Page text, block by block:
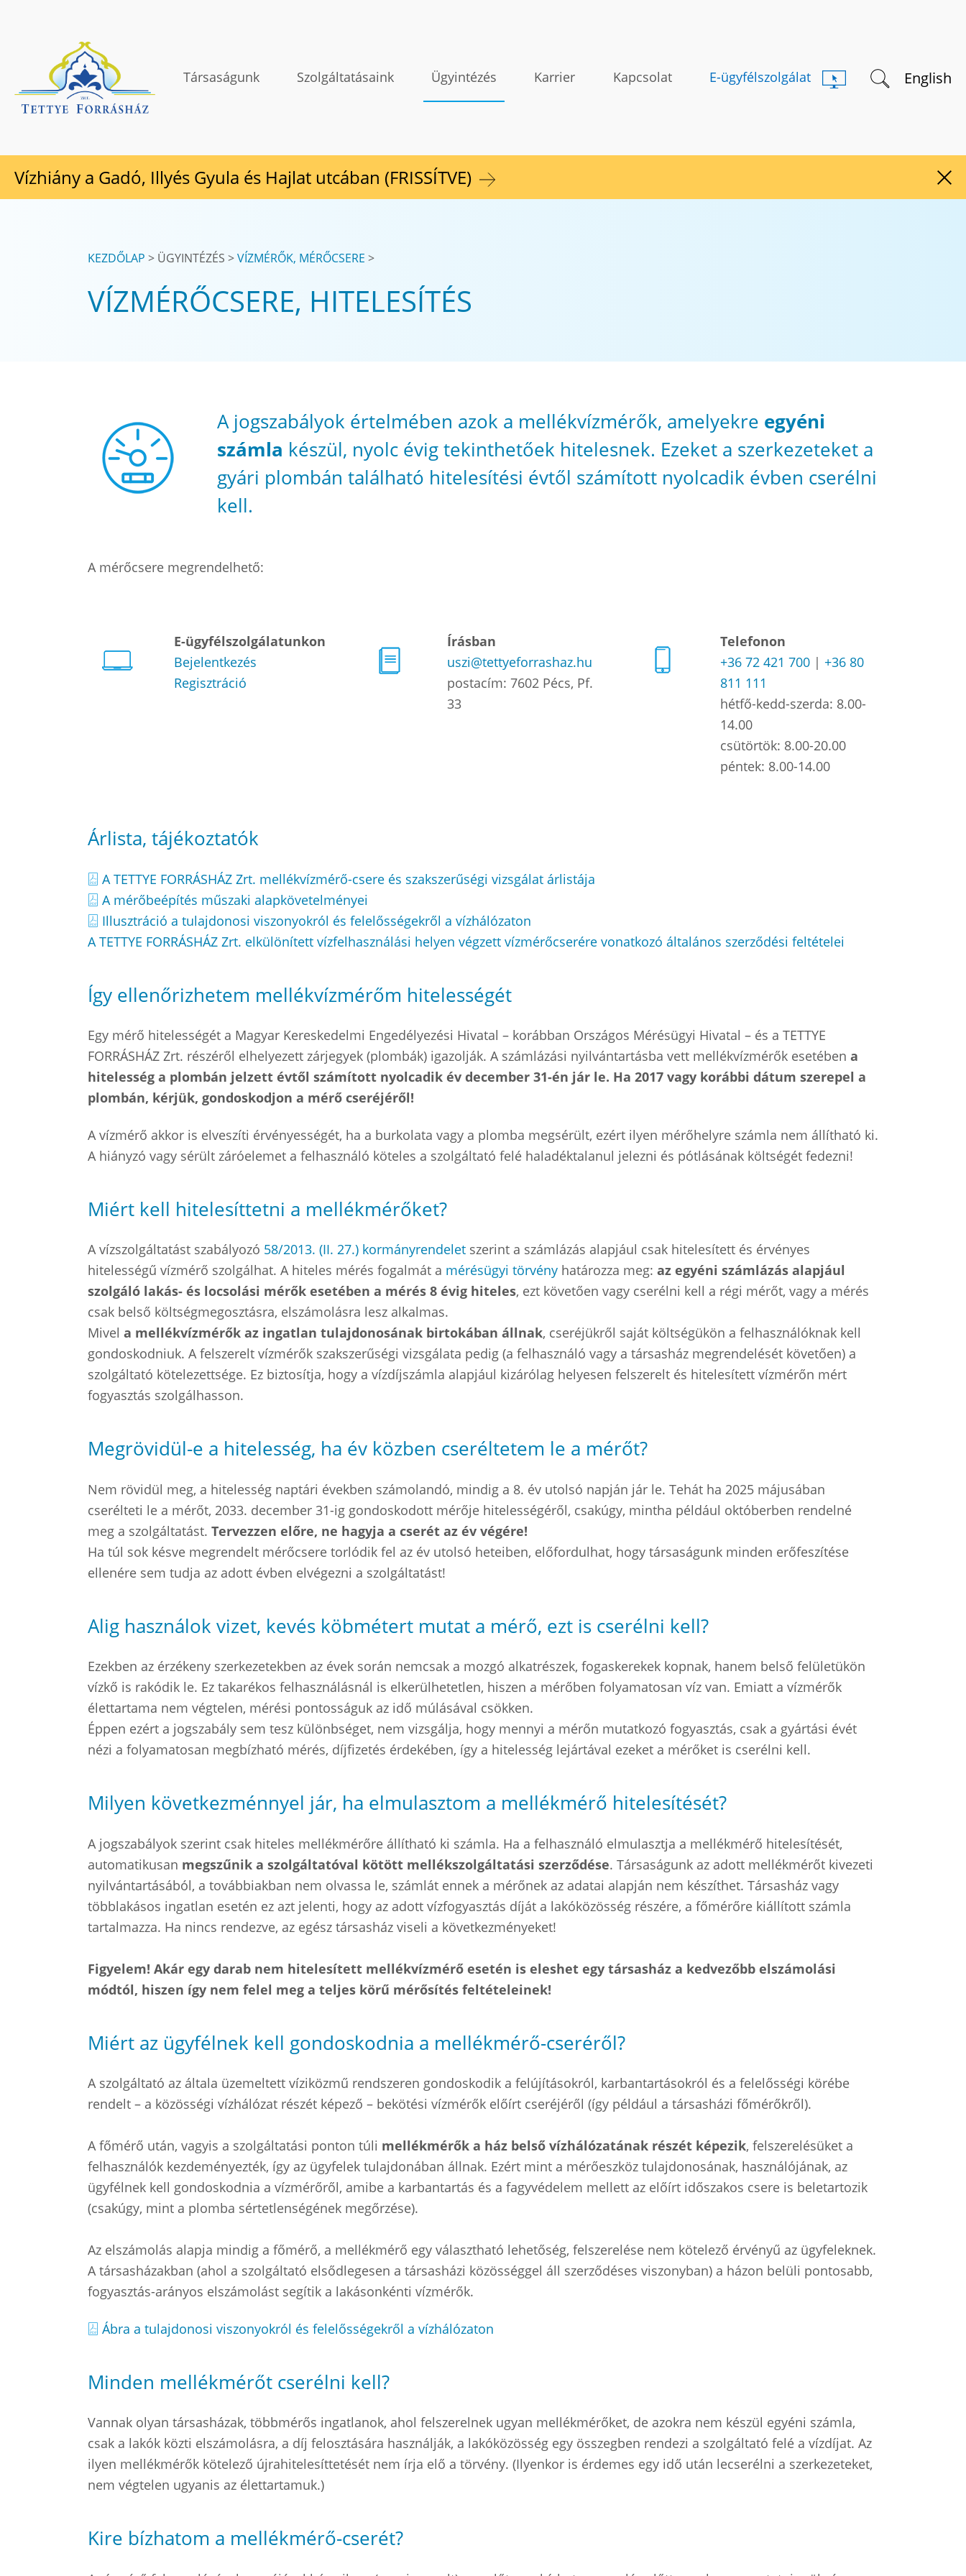
TETTYE FORRÁSHÁZ Zrt.
Társaságunk Szolgáltatásaink Ügyintézés Karrier Kapcsolat E-ügyfélszolgálat Keresés indítása
English
Vízhiány a Gadó, Illyés Gyula és Hajlat utcában (FRISSÍTVE)
KEZDŐLAP ÜGYINTÉZÉS VÍZMÉRŐK, MÉRŐCSERE
VÍZMÉRŐCSERE, HITELESÍTÉS
A jogszabályok értelmében azok a mellékvízmérők, amelyekre egyéni
számla készül, nyolc évig tekinthetőek hitelesnek. Ezeket a szerkezeteket a
gyári plombán található hitelesítési évtől számított nyolcadik évben cserélni
kell.
A mérőcsere megrendelhető:
E-ügyfélszolgálatunkon
Bejelentkezés
Regisztráció
Írásban
uszi@tettyeforrashaz.hu
postacím: 7602 Pécs, Pf.
33
Telefonon
+36 72 421 700| +36 80
811 111
hétfő-kedd-szerda: 8.00-
14.00
csütörtök: 8.00-20.00
péntek: 8.00-14.00
Árlista, tájékoztatók
A TETTYE FORRÁSHÁZ Zrt. mellékvízmérő-csere és szakszerűségi vizsgálat árlistája
A mérőbeépítés műszaki alapkövetelményei
Illusztráció a tulajdonosi viszonyokról és felelősségekről a vízhálózaton
A TETTYE FORRÁSHÁZ Zrt. elkülönített vízfelhasználási helyen végzett vízmérőcserére vonatkozó általános szerződési feltételei
Így ellenőrizhetem mellékvízmérőm hitelességét
Egy mérő hitelességét a Magyar Kereskedelmi Engedélyezési Hivatal – korábban Országos Mérésügyi Hivatal – és a TETTYE
FORRÁSHÁZ Zrt. részéről elhelyezett zárjegyek (plombák) igazolják. A számlázási nyilvántartásba vett mellékvízmérők esetében a
hitelesség a plombán jelzett évtől számított nyolcadik év december 31-én jár le. Ha 2017 vagy korábbi dátum szerepel a
plombán, kérjük, gondoskodjon a mérő cseréjéről!
A vízmérő akkor is elveszíti érvényességét, ha a burkolata vagy a plomba megsérült, ezért ilyen mérőhelyre számla nem állítható ki.
A hiányzó vagy sérült záróelemet a felhasználó köteles a szolgáltató felé haladéktalanul jelezni és pótlásának költségét fedezni!
Miért kell hitelesíttetni a mellékmérőket?
A vízszolgáltatást szabályozó 58/2013. (II. 27.) kormányrendeletszerint a számlázás alapjául csak hitelesített és érvényes
hitelességű vízmérő szolgálhat. A hiteles mérés fogalmát a mérésügyi törvényhatározza meg: az egyéni számlázás alapjául
szolgáló lakás- és locsolási mérők esetében a mérés 8 évig hiteles, ezt követően vagy cserélni kell a régi mérőt, vagy a mérés
csak belső költségmegosztásra, elszámolásra lesz alkalmas.
Mivel a mellékvízmérők az ingatlan tulajdonosának birtokában állnak, cseréjükről saját költségükön a felhasználóknak kell
gondoskodniuk. A felszerelt vízmérők szakszerűségi vizsgálata pedig (a felhasználó vagy a társasház megrendelését követően) a
szolgáltató kötelezettsége. Ez biztosítja, hogy a vízdíjszámla alapjául kizárólag helyesen felszerelt és hitelesített vízmérőn mért
fogyasztás szolgálhasson.
Megrövidül-e a hitelesség, ha év közben cseréltetem le a mérőt?
Nem rövidül meg, a hitelesség naptári években számolandó, mindig a 8. év utolsó napján jár le. Tehát ha 2025 májusában
cserélteti le a mérőt, 2033. december 31-ig gondoskodott mérője hitelességéről, csakúgy, mintha például októberben rendelné
meg a szolgáltatást. Tervezzen előre, ne hagyja a cserét az év végére!
Ha túl sok késve megrendelt mérőcsere torlódik fel az év utolsó heteiben, előfordulhat, hogy társaságunk minden erőfeszítése
ellenére sem tudja az adott évben elvégezni a szolgáltatást!
Alig használok vizet, kevés köbmétert mutat a mérő, ezt is cserélni kell?
Ezekben az érzékeny szerkezetekben az évek során nemcsak a mozgó alkatrészek, fogaskerekek kopnak, hanem belső felületükön
vízkő is rakódik le. Ez takarékos felhasználásnál is elkerülhetetlen, hiszen a mérőben folyamatosan víz van. Emiatt a vízmérők
élettartama nem végtelen, mérési pontosságuk az idő múlásával csökken.
Éppen ezért a jogszabály sem tesz különbséget, nem vizsgálja, hogy mennyi a mérőn mutatkozó fogyasztás, csak a gyártási évét
nézi a folyamatosan megbízható mérés, díjfizetés érdekében, így a hitelesség lejártával ezeket a mérőket is cserélni kell.
Milyen következménnyel jár, ha elmulasztom a mellékmérő hitelesítését?
A jogszabályok szerint csak hiteles mellékmérőre állítható ki számla. Ha a felhasználó elmulasztja a mellékmérő hitelesítését,
automatikusan megszűnik a szolgáltatóval kötött mellékszolgáltatási szerződése. Társaságunk az adott mellékmérőt kivezeti
nyilvántartásából, a továbbiakban nem olvassa le, számlát ennek a mérőnek az adatai alapján nem készíthet. Társasház vagy
többlakásos ingatlan esetén ez azt jelenti, hogy az adott vízfogyasztás díját a lakóközösség részére, a főmérőre kiállított számla
tartalmazza. Ha nincs rendezve, az egész társasház viseli a következményeket!
Figyelem! Akár egy darab nem hitelesített mellékvízmérő esetén is eleshet egy társasház a kedvezőbb elszámolási
módtól, hiszen így nem felel meg a teljes körű mérősítés feltételeinek!
Miért az ügyfélnek kell gondoskodnia a mellékmérő-cseréről?
A szolgáltató az általa üzemeltett víziközmű rendszeren gondoskodik a felújításokról, karbantartásokról és a felelősségi körébe
rendelt – a közösségi vízhálózat részét képező – bekötési vízmérők előírt cseréjéről (így például a társasházi főmérőkről).
A főmérő után, vagyis a szolgáltatási ponton túli mellékmérők a ház belső vízhálózatának részét képezik, felszerelésüket a
felhasználók kezdeményezték, így az ügyfelek tulajdonában állnak. Ezért mint a mérőeszköz tulajdonosának, használójának, az
ügyfélnek kell gondoskodnia a vízmérőről, amibe a karbantartás és a fagyvédelem mellett az előírt időszakos csere is beletartozik
(csakúgy, mint a plomba sértetlenségének megőrzése).
Az elszámolás alapja mindig a főmérő, a mellékmérő egy választható lehetőség, felszerelése nem kötelező érvényű az ügyfeleknek.
A társasházakban (ahol a szolgáltató elsődlegesen a társasházi közösséggel áll szerződéses viszonyban) a házon belüli pontosabb,
fogyasztás-arányos elszámolást segítik a lakásonkénti vízmérők.
Ábra a tulajdonosi viszonyokról és felelősségekről a vízhálózaton
Minden mellékmérőt cserélni kell?
Vannak olyan társasházak, többmérős ingatlanok, ahol felszerelnek ugyan mellékmérőket, de azokra nem készül egyéni számla,
csak a lakók közti elszámolásra, a díj felosztására használják, a lakóközösség egy összegben rendezi a szolgáltató felé a vízdíjat. Az
ilyen mellékmérők kötelező újrahitelesíttetését nem írja elő a törvény. (Ilyenkor is érdemes egy idő után lecserélni a szerkezeteket,
nem végtelen ugyanis az élettartamuk.)
Kire bízhatom a mellékmérő-cserét?